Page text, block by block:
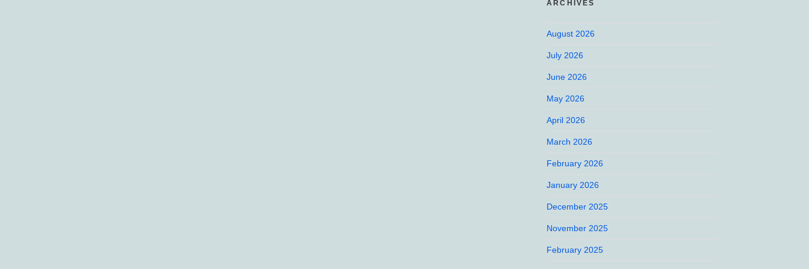
ARCHIVES
August 2026
July 2026
June 2026
May 2026
April 2026
March 2026
February 2026
January 2026
December 2025
November 2025
February 2025